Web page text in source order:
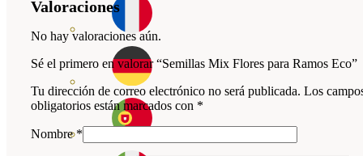
Valoraciones
No hay valoraciones aún.
Sé el primero en valorar “Semillas Mix Flores para Ramos Eco”
Tu dirección de correo electrónico no será publicada. Los
obligatorios están marcados con *
Nombre*